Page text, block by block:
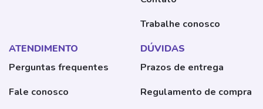
Trabalhe conosco
ATENDIMENTO
Perguntas frequentes
Fale conosco
DÚVIDAS
Prazos de entrega
Regulamento de compra